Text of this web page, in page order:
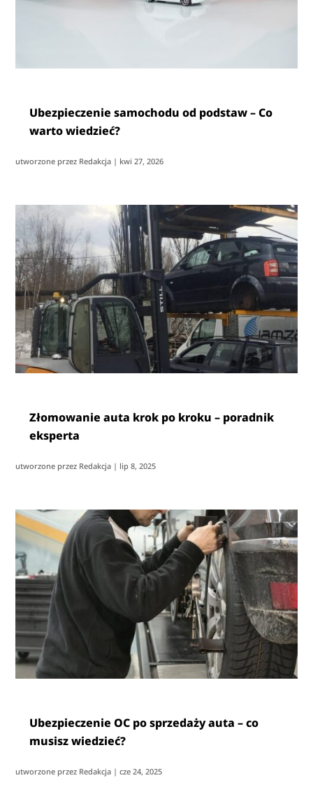
Ubezpieczenie samochodu od podstaw – Co
warto wiedzieć?
utworzone przez Redakcja | kwi 27, 2026
Złomowanie auta krok po kroku – poradnik
eksperta
utworzone przez Redakcja | lip 8, 2025
Ubezpieczenie OC po sprzedaży auta – co
musisz wiedzieć?
utworzone przez Redakcja |cze 24, 2025